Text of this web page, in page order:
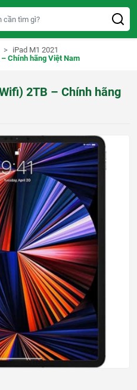
iPad M1 2021
Chính hãng Việt Nam
2TB – Chính hãng